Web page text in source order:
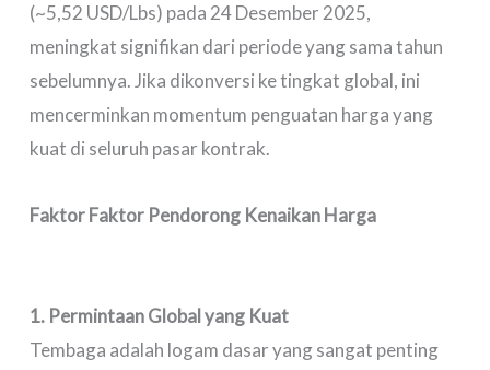
(~5,52 USD/Lbs) pada 24 Desember 2025,
meningkat signifikan dari periode yang sama tahun
sebelumnya. Jika dikonversi ke tingkat global, ini
mencerminkan momentum penguatan harga yang
kuat di seluruh pasar kontrak.
Faktor Faktor Pendorong Kenaikan Harga
1. Permintaan Global yang Kuat
Tembaga adalah logam dasar yang sangat penting